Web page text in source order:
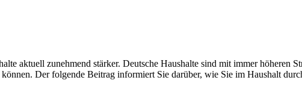
aktuell zunehmend stärker. Deutsche Haushalte sind mit immer höheren
Der folgende Beitrag informiert Sie darüber, wie Sie im Haushalt